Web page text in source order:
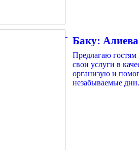
Баку:
Предлагаю гостям
свои услуги в
организую и
незабываемые